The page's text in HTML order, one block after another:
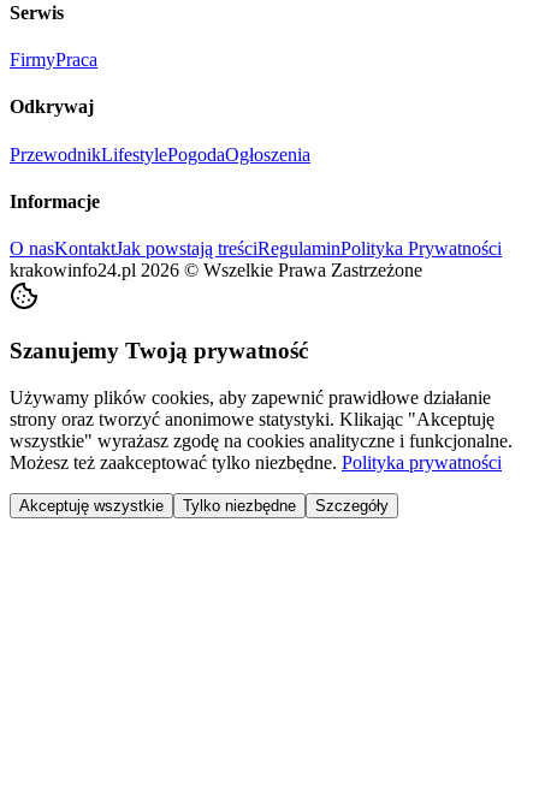
Serwis
FirmyPraca
Odkrywaj
PrzewodnikLifestylePogodaOgłoszenia
Informacje
O nasKontaktJak powstają treściRegulaminPolityka Prywatności
krakowinfo24.pl 2026 © Wszelkie Prawa Zastrzeżone
Szanujemy Twoją prywatność
Używamy plików cookies, aby zapewnić prawidłowe działanie
strony oraz tworzyć anonimowe statystyki. Klikając "Akceptuję
wszystkie" wyrażasz zgodę na cookies analityczne i funkcjonalne.
Możesz też zaakceptować tylko niezbędne. Polityka prywatności
Akceptuję wszystkie Tylko niezbędne Szczegóły